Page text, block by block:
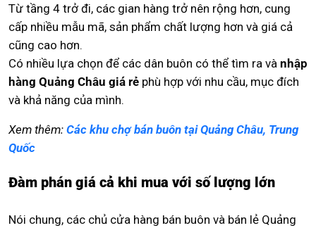
Từ tầng 4 trở đi, các gian hàng trở nên rộng hơn, cung
cấp nhiều mẫu mã, sản phẩm chất lượng hơn và giá cả
cũng cao hơn.
Có nhiều lựa chọn để các dân buôn có thể tìm ra và nhập
hàng Quảng Châu giá rẻ phù hợp với nhu cầu, mục đích
và khả năng của mình.
Xem thêm: Các khu chợ bán buôn tại Quảng Châu, Trung
Quốc
Đàm phán giá cả khi mua với số lượng lớn
Nói chung, các chủ cửa hàng bán buôn và bán lẻ Quảng